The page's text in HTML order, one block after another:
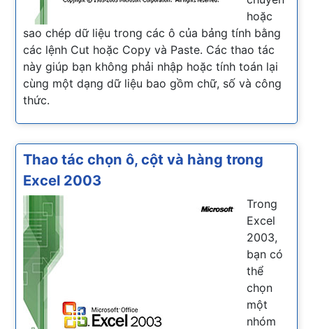
hoặc
sao chép dữ liệu trong các ô của bảng tính bằng
các lệnh Cut hoặc Copy và Paste. Các thao tác
này giúp bạn không phải nhập hoặc tính toán lại
cùng một dạng dữ liệu bao gồm chữ, số và công
thức.
Thao tác chọn ô, cột và hàng trong
Excel 2003
Trong
Excel
2003,
bạn có
thể
chọn
một
nhóm